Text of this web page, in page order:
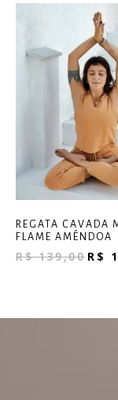
REGATA CAVADA
FLAME AMÊNDOA
R$139,00R$